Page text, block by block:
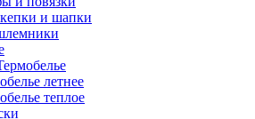
и шапки
летнее
теплое